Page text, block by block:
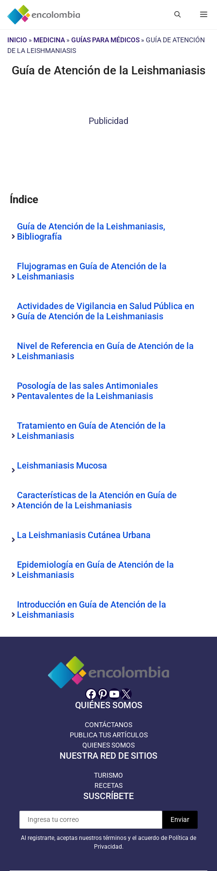
Saltar
INICIO » MEDICINA » GUÍAS PARA MÉDICOS » GUÍA DE ATENCIÓN
DE LA LEISHMANIASIS
Guía de Atención de la Leishmaniasis
Publicidad
Índice
Guía de Atención de la Leishmaniasis,
Bibliografía
Flujogramas en Guía de Atención de la
Leishmaniasis
Actividades de Vigilancia en Salud Pública en
Guía de Atención de la Leishmaniasis
Nivel de Referencia en Guía de Atención de la
Leishmaniasis
Posología de las sales Antimoniales
Pentavalentes de la Leishmaniasis
Tratamiento en Guía de Atención de la
Leishmaniasis
Leishmaniasis Mucosa
Características de la Atención en Guía de
Atención de la Leishmaniasis
La Leishmaniasis Cutánea Urbana
Epidemiología en Guía de Atención de la
Leishmaniasis
Introducción en Guía de Atención de la
Leishmaniasis
Facebook
Pinterest
YouTube
X
QUIÉNES SOMOS
CONTÁCTANOS
PUBLICA TUS ARTÍCULOS
QUIENES SOMOS
NUESTRA RED DE SITIOS
TURISMO
RECETAS
SUSCRÍBETE
Al registrarte, aceptas nuestros términos y el acuerdo de Política de
Privacidad.